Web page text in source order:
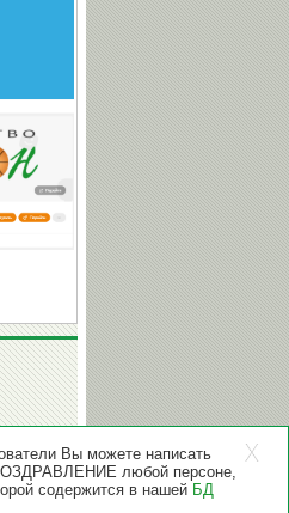
Вы можете написать
любой персоне,
содержится в нашей БД